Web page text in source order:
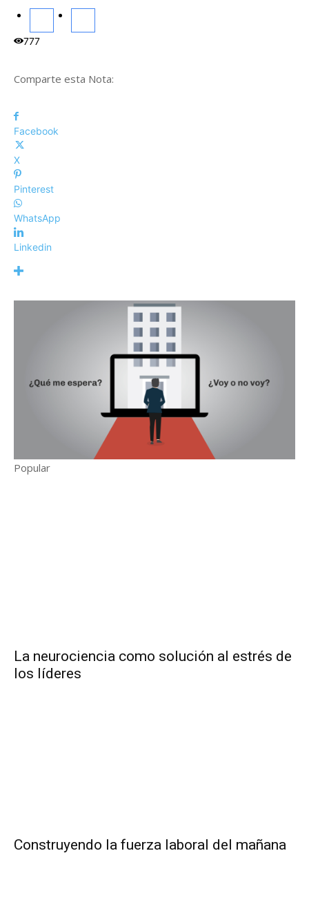
777
Comparte esta Nota:
Facebook
X
Pinterest
WhatsApp
Linkedin
Popular
La neurociencia como solución al estrés de
los líderes
Construyendo la fuerza laboral del mañana